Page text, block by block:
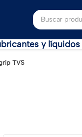
Buscar
y líquidos
TVS